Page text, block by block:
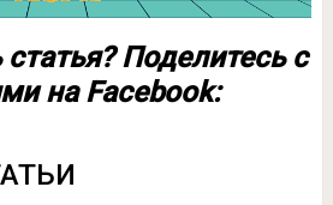
Поделитесь с
на Facebook: